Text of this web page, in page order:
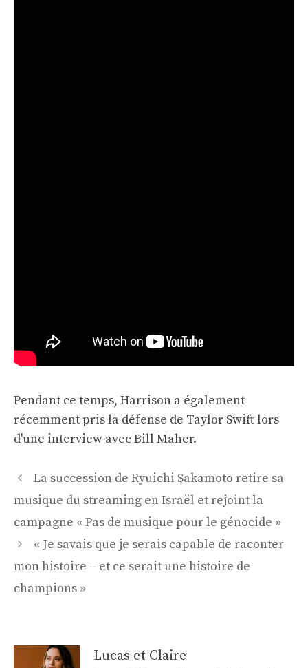
Pendant ce temps, Harrison a également
récemment pris la défense de Taylor Swift lors
d'une interview avec Bill Maher.
Navigation
des
La succession de Ryuichi Sakamoto retire sa
musique du streaming en Israël et rejoint la
campagne « Pas de musique pour le génocide »
« Je savais que je serais capable de raconter
mon histoire – et ce serait une histoire de
champions »
Lucas et Claire